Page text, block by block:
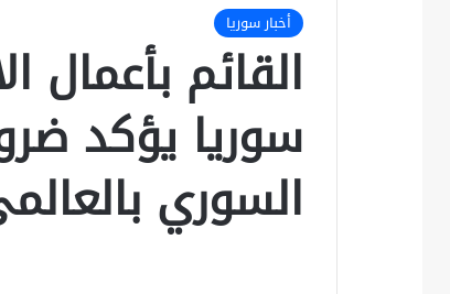
أخبار سوريا
القائم بأعمال
سوريا يؤكد
السوري